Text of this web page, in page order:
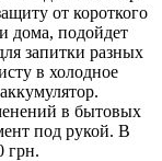
от короткого
дома, подойдет
запитки разных
в холодное
в бытовых
под рукой. В
грн.